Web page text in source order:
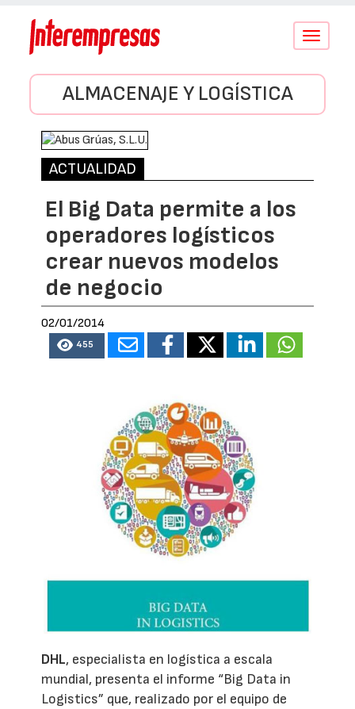
Conmutar
ALMACENAJE Y LOGÍSTICA
ACTUALIDAD
El Big Data permite a los
operadores logísticos
crear nuevos modelos
de negocio
02/01/2014
455
DHL, especialista en logística a escala
mundial, presenta el informe “Big Data in
Logistics” que, realizado por el equipo de